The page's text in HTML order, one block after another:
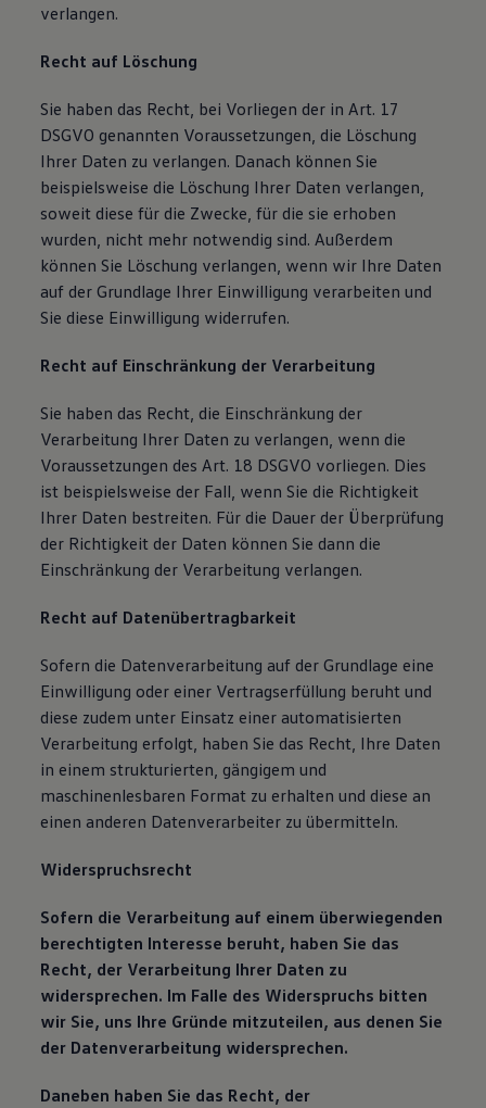
verlangen.
Recht auf Löschung
Sie haben das Recht, bei Vorliegen der in Art. 17
DSGVO genannten Voraussetzungen, die Löschung
Ihrer Daten zu verlangen. Danach können Sie
beispielsweise die Löschung Ihrer Daten verlangen,
soweit diese für die Zwecke, für die sie erhoben
wurden, nicht mehr notwendig sind. Außerdem
können Sie Löschung verlangen, wenn wir Ihre Daten
auf der Grundlage Ihrer Einwilligung verarbeiten und
Sie diese Einwilligung widerrufen.
Recht auf Einschränkung der Verarbeitung
Sie haben das Recht, die Einschränkung der
Verarbeitung Ihrer Daten zu verlangen, wenn die
Voraussetzungen des Art. 18 DSGVO vorliegen. Dies
ist beispielsweise der Fall, wenn Sie die Richtigkeit
Ihrer Daten bestreiten. Für die Dauer der Überprüfung
der Richtigkeit der Daten können Sie dann die
Einschränkung der Verarbeitung verlangen.
Recht auf Datenübertragbarkeit
Sofern die Datenverarbeitung auf der Grundlage eine
Einwilligung oder einer Vertragserfüllung beruht und
diese zudem unter Einsatz einer automatisierten
Verarbeitung erfolgt, haben Sie das Recht, Ihre Daten
in einem strukturierten, gängigem und
maschinenlesbaren Format zu erhalten und diese an
einen anderen Datenverarbeiter zu übermitteln.
Widerspruchsrecht
Sofern die Verarbeitung auf einem überwiegenden
berechtigten Interesse beruht, haben Sie das
Recht, der Verarbeitung Ihrer Daten zu
widersprechen. Im Falle des Widerspruchs bitten
wir Sie, uns Ihre Gründe mitzuteilen, aus denen Sie
der Datenverarbeitung widersprechen.
Daneben haben Sie das Recht, der